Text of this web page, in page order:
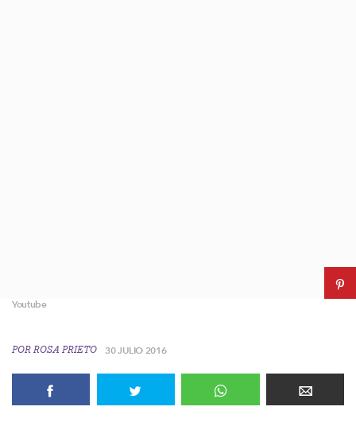
Youtube
POR ROSA PRIETO 30 JULIO 2016